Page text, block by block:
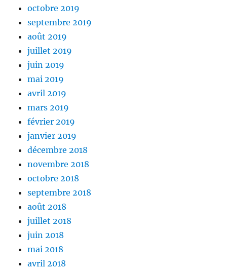
octobre 2019
septembre 2019
août 2019
juillet 2019
juin 2019
mai 2019
avril 2019
mars 2019
février 2019
janvier 2019
décembre 2018
novembre 2018
octobre 2018
septembre 2018
août 2018
juillet 2018
juin 2018
mai 2018
avril 2018